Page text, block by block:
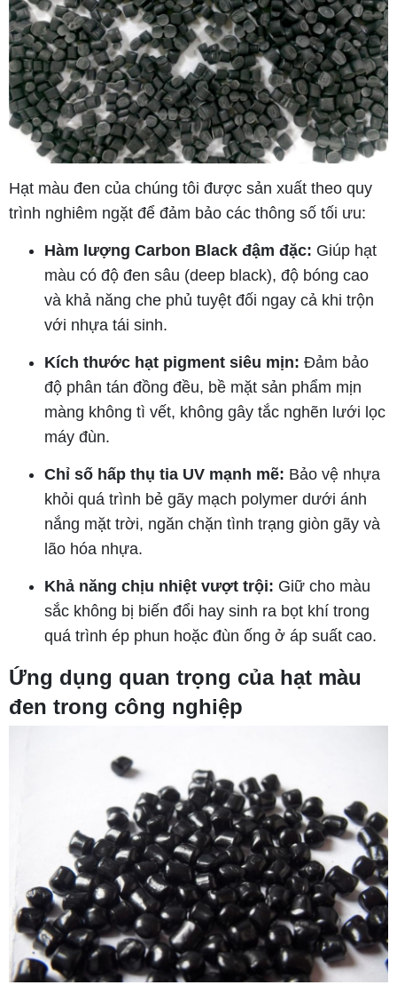
Hạt màu đen của chúng tôi được sản xuất theo quy
trình nghiêm ngặt để đảm bảo các thông số tối ưu:
Hàm lượng Carbon Black đậm đặc: Giúp hạt
màu có độ đen sâu (deep black), độ bóng cao
và khả năng che phủ tuyệt đối ngay cả khi trộn
với nhựa tái sinh.
Kích thước hạt pigment siêu mịn: Đảm bảo
độ phân tán đồng đều, bề mặt sản phẩm mịn
màng không tì vết, không gây tắc nghẽn lưới lọc
máy đùn.
Chỉ số hấp thụ tia UV mạnh mẽ: Bảo vệ nhựa
khỏi quá trình bẻ gãy mạch polymer dưới ánh
nắng mặt trời, ngăn chặn tình trạng giòn gãy và
lão hóa nhựa.
Khả năng chịu nhiệt vượt trội: Giữ cho màu
sắc không bị biến đổi hay sinh ra bọt khí trong
quá trình ép phun hoặc đùn ống ở áp suất cao.
Ứng dụng quan trọng của hạt màu
đen trong công nghiệp